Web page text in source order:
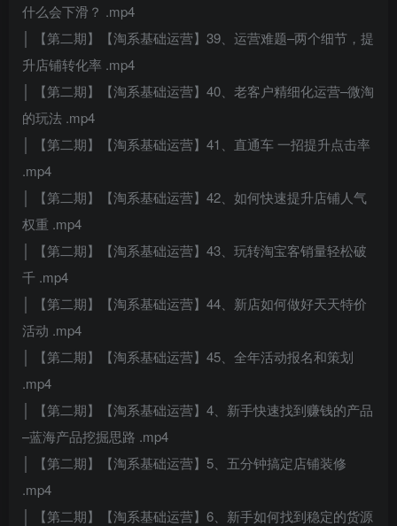
什么会下滑？ .mp4
│ 【第二期】【淘系基础运营】39、运营难题–两个细节，提
升店铺转化率 .mp4
│ 【第二期】【淘系基础运营】40、老客户精细化运营–微淘
的玩法 .mp4
│ 【第二期】【淘系基础运营】41、直通车 一招提升点击率
.mp4
│ 【第二期】【淘系基础运营】42、如何快速提升店铺人气
权重 .mp4
│ 【第二期】【淘系基础运营】43、玩转淘宝客销量轻松破
千 .mp4
│ 【第二期】【淘系基础运营】44、新店如何做好天天特价
活动 .mp4
│ 【第二期】【淘系基础运营】45、全年活动报名和策划
.mp4
│ 【第二期】【淘系基础运营】4、新手快速找到赚钱的产品
–蓝海产品挖掘思路 .mp4
│ 【第二期】【淘系基础运营】5、五分钟搞定店铺装修
.mp4
│ 【第二期】【淘系基础运营】6、新手如何找到稳定的货源